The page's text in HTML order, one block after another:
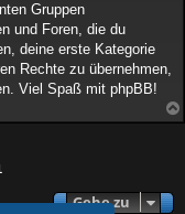
Gruppen
und Foren, die du
deine erste Kategorie
Rechte zu übernehmen,
Viel Spaß mit phpBB!
Gehe zu